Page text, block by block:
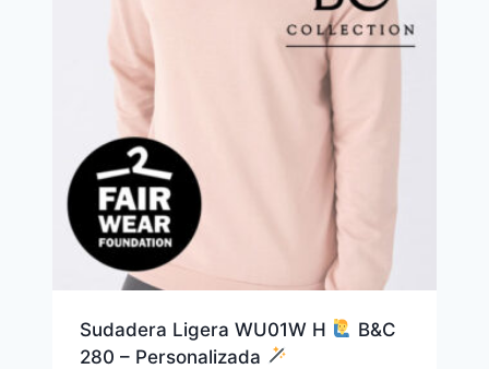
Sudadera Ligera WU01W H
B&C
280 – Personalizada